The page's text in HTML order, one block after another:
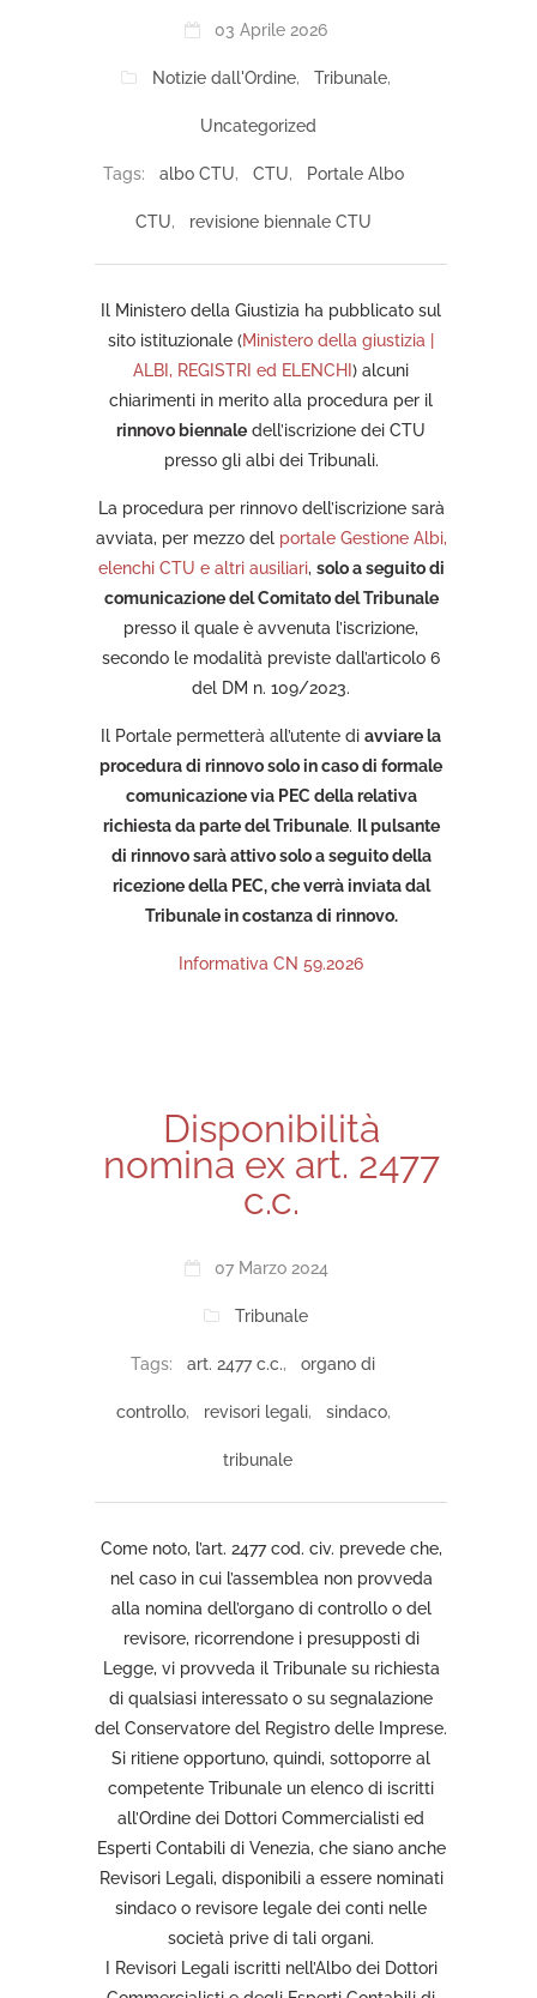
03 Aprile 2026
Notizie dall'Ordine, Tribunale,
Uncategorized
Tags: albo CTU, CTU, Portale Albo
CTU, revisione biennale CTU
Il Ministero della Giustizia ha pubblicato sul
sito istituzionale (Ministero della giustizia |
ALBI, REGISTRI ed ELENCHI ) alcuni
chiarimenti in merito alla procedura per il
rinnovo biennale dell’iscrizione dei CTU
presso gli albi dei Tribunali.
La procedura per rinnovo dell’iscrizione sarà
avviata, per mezzo del portale Gestione Albi,
elenchi CTU e altri ausiliari, solo a seguito di
comunicazione del Comitato del Tribunale
presso il quale è avvenuta l’iscrizione,
secondo le modalità previste dall’articolo 6
del DM n. 109/2023.
Il Portale permetterà all’utente di avviare la
procedura di rinnovo solo in caso di formale
comunicazione via PEC della relativa
richiesta da parte del Tribunale.
Il pulsante
di rinnovo sarà attivo solo a seguito della
ricezione della PEC, che verrà inviata dal
Tribunale in costanza di rinnovo.
Informativa CN 59.2026
Disponibilità
nomina ex art. 2477
c.c.
07 Marzo 2024
Tribunale
Tags: art. 2477 c.c., organo di
controllo, revisori legali, sindaco,
tribunale
Come noto, l’art. 2477 cod. civ. prevede che,
nel caso in cui l’assemblea non provveda
alla nomina dell’organo di controllo o del
revisore, ricorrendone i presupposti di
Legge, vi provveda il Tribunale su richiesta
di qualsiasi interessato o su segnalazione
del Conservatore del Registro delle Imprese.
Si ritiene opportuno, quindi, sottoporre al
competente Tribunale un elenco di iscritti
all’Ordine dei Dottori Commercialisti ed
Esperti Contabili di Venezia, che siano anche
Revisori Legali, disponibili a essere nominati
sindaco o revisore legale dei conti nelle
società prive di tali organi.
I Revisori Legali iscritti nell’Albo dei Dottori